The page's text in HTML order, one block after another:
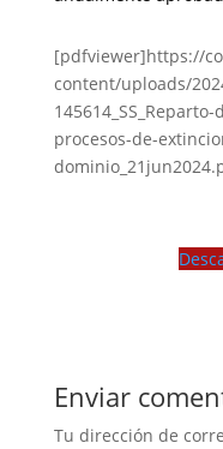
[pdfviewer]https://
content/uploads/
procesos-de-
Enviar
Tu dirección de